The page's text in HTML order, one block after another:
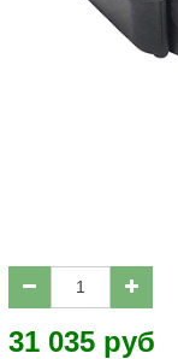
31 035 руб